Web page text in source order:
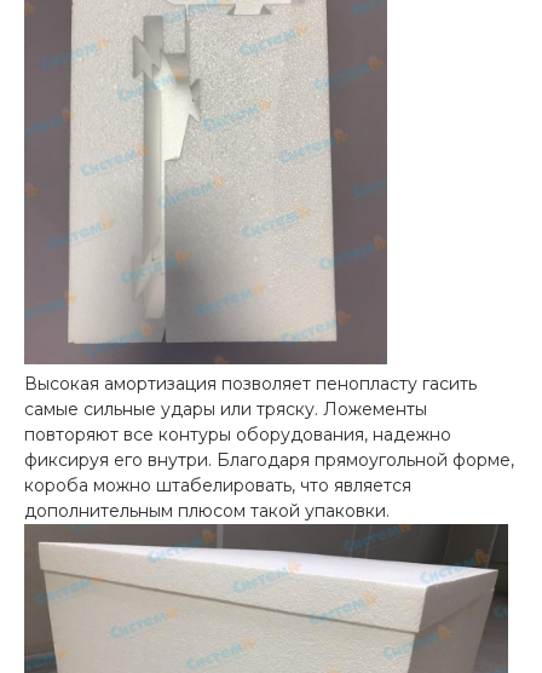
Высокая амортизация позволяет пенопласту гасить
самые сильные удары или тряску. Ложементы
повторяют все контуры оборудования, надежно
фиксируя его внутри. Благодаря прямоугольной форме,
короба можно штабелировать, что является
дополнительным плюсом такой упаковки.